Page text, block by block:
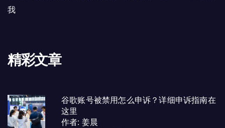
我
精彩文章
谷歌账号被禁用怎么申诉？详细申诉指南在
这里
作者: 姜晨